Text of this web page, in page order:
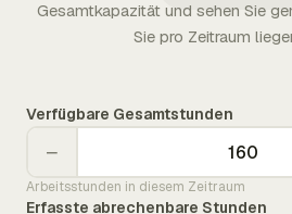
Gesamtkapazität und sehen Sie
Sie pro Zeitraum
Verfügbare Gesamtstunden
−
Arbeitsstunden in diesem Zeitraum
Erfasste abrechenbare Stunden